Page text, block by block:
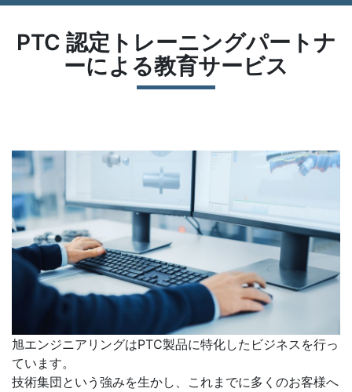
PTC 認定トレーニングパートナ
ーによる教育サービス
旭エンジニアリングはPTC製品に特化したビジネスを行っ
ています。
技術集団という強みを生かし、これまでに多くのお客様へ